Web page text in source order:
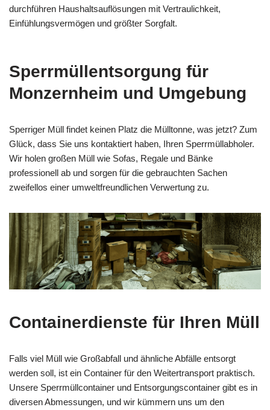
durchführen Haushaltsauflösungen mit Vertraulichkeit,
Einfühlungsvermögen und größter Sorgfalt.
Sperrmüllentsorgung für
Monzernheim und Umgebung
Sperriger Müll findet keinen Platz die Mülltonne, was jetzt? Zum
Glück, dass Sie uns kontaktiert haben, Ihren Sperrmüllabholer.
Wir holen großen Müll wie Sofas, Regale und Bänke
professionell ab und sorgen für die gebrauchten Sachen
zweifellos einer umweltfreundlichen Verwertung zu.
Containerdienste für Ihren Müll
Falls viel Müll wie Großabfall und ähnliche Abfälle entsorgt
werden soll, ist ein Container für den Weitertransport praktisch.
Unsere Sperrmüllcontainer und Entsorgungscontainer gibt es in
diversen Abmessungen, und wir kümmern uns um den